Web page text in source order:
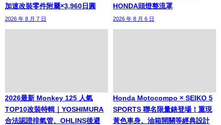
加速改裝零件附屬×3,960日圓
2026 年 8 月 7 日
HONDA頭燈整流罩
2026 年 8 月 6 日
2026最新 Monkey 125 人氣
TOP10改裝特輯｜YOSHIMURA
合法認證排氣管、OHLINS後避
Honda Motocompo × SEIKO 5
SPORTS 聯名限量錶登場！重現
黃色車身、油箱開關等經典設計